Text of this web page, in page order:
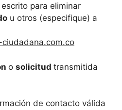
escrito para eliminar
u otros (especifique) a
o solicitud transmitida
de contacto válida